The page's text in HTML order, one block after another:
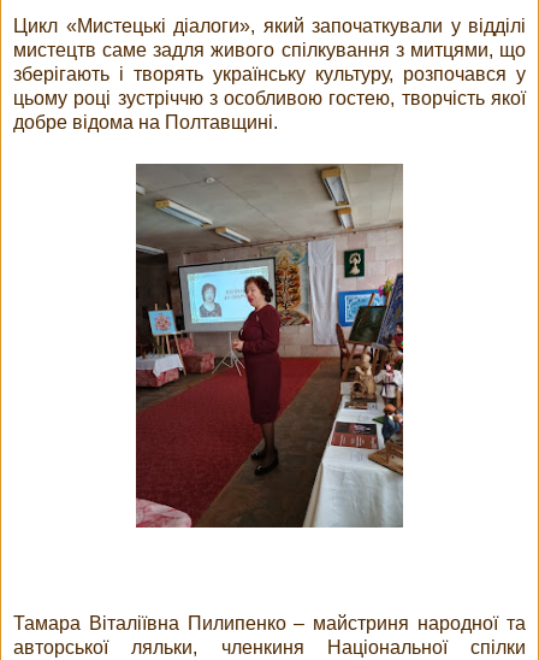
Цикл «Мистецькі діалоги», який започаткували у відділі
мистецтв саме задля живого спілкування з митцями, що
зберігають і творять українську культуру, розпочався у
цьому році зустріччю з особливою гостею, творчість якої
добре відома на Полтавщині.
Тамара Віталіївна Пилипенко – майстриня народної та
авторської ляльки, членкиня Національної спілки